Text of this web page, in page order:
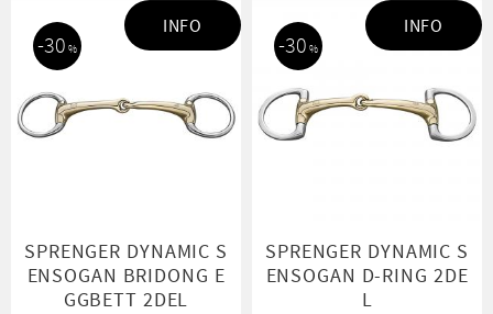
SPRENGER DYNAMIC S
ENSOGAN BRIDONG E
GGBETT 2DEL
30 %
INFO
SPRENGER DYNAMIC S
ENSOGAN D-RING 2DE
L
30 %
INFO